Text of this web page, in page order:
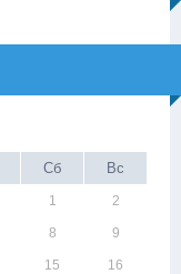
Сб Вс
1 2
8 9
15 16